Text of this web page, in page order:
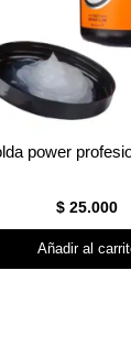
power
$ 25.000
Añadir al